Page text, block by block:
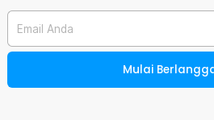
Email Anda
Mulai